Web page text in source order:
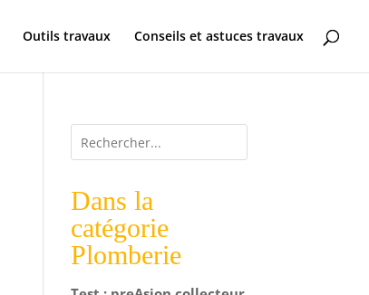
Outils travaux Conseils et astuces travaux
Dans la
catégorie
Plomberie